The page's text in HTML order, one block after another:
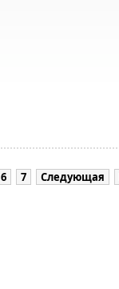
6 7 Следующая